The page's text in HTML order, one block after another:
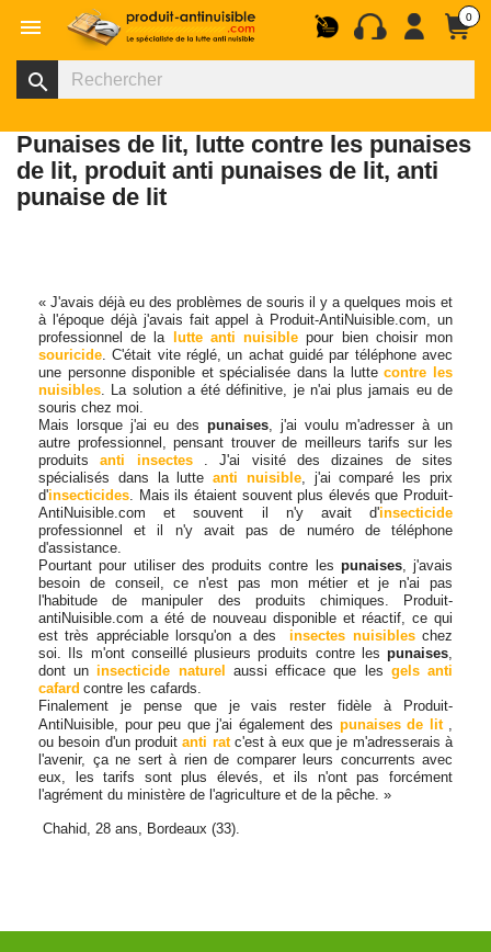
 0
search
Punaises de lit, lutte contre les punaises
de lit, produit anti punaises de lit, anti
punaise de lit
« J'avais déjà eu des problèmes de souris il y a quelques mois et
à l'époque déjà j'avais fait appel à Produit-AntiNuisible.com, un
professionnel de la
lutte anti nuisible pour bien choisir mon
souricide. C'était vite réglé, un achat guidé par téléphone avec
une personne disponible et spécialisée dans la luttecontre les
nuisibles. La solution a été définitive, je n'ai plus jamais eu de
souris chez moi.
Mais lorsque j'ai eu des punaises, j'ai voulu m'adresser à un
autre professionnel, pensant trouver de meilleurs tarifs sur les
produitsanti insectes . J'ai visité des dizaines de sites
spécialisés dans la lutteanti nuisible, j'ai comparé les prix
d'insecticides. Mais ils étaient souvent plus élevés que Produit-
AntiNuisible.com et souvent il n'y avait d'insecticide
professionnel et il n'y avait pas de numéro de téléphone
d'assistance.
Pourtant pour utiliser des produits contre les punaises, j'avais
besoin de conseil, ce n'est pas mon métier et je n'ai pas
l'habitude de manipuler des produits chimiques. Produit-
antiNuisible.com a été de nouveau disponible et réactif, ce qui
est très appréciable lorsqu'on a des
insectes nuisibleschez
soi. Ils m'ont conseillé plusieurs produits contre les punaises,
dont uninsecticide naturel aussi efficace que les gels anti
cafard contre les cafards.
Finalement je pense que je vais rester fidèle à Produit-
AntiNuisible, pour peu que j'ai également des punaises de lit ,
ou besoin d'un produitanti ratc'est à eux que je m'adresserais à
l'avenir, ça ne sert à rien de comparer leurs concurrents avec
eux, les tarifs sont plus élevés, et ils n'ont pas forcément
l'agrément du ministère de l'agriculture et de la pêche. »
Chahid, 28 ans, Bordeaux (33).